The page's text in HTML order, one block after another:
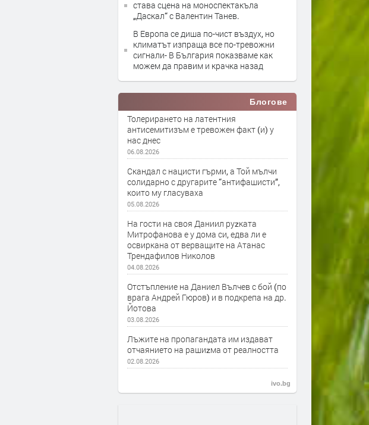
става сцена на моноспектакъла
„Даскал“ с Валентин Танев.
В Европа се диша по-чист въздух, но
климатът изпраща все по-тревожни
сигнали- В България показваме как
можем да правим и крачка назад
Блогове
Толерирането на латентния
антисемитизъм е тревожен факт (и) у
нас днес
06.08.2026
Скандал с нацисти гърми, а Той мълчи
солидарно с другарите “антифашисти”,
които му гласуваха
05.08.2026
На гости на своя Даниил руzката
Митрофанова е у дома си, едва ли е
освиркана от верващите на Атанас
Трендафилов Николов
04.08.2026
Отстъпление на Даниел Вълчев с бой (по
врага Андрей Гюров) и в подкрепа на др.
Йотова
03.08.2026
Лъжите на пропагандата им издават
отчаянието на рашиzма от реалността
02.08.2026
ivo.bg